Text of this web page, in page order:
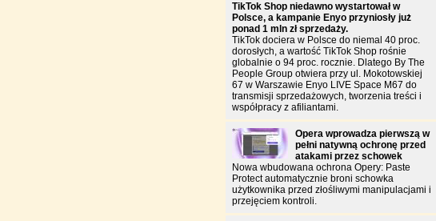
TikTok Shop niedawno wystartował w
Polsce, a kampanie Enyo przyniosły już
ponad 1 mln zł sprzedaży.
TikTok dociera w Polsce do niemal 40 proc.
dorosłych, a wartość TikTok Shop rośnie
globalnie o 94 proc. rocznie. Dlatego By The
People Group otwiera przy ul. Mokotowskiej
67 w Warszawie Enyo LIVE Space M67 do
transmisji sprzedażowych, tworzenia treści i
współpracy z afiliantami.
Opera wprowadza pierwszą w
pełni natywną ochronę przed
atakami przez schowek
Nowa wbudowana ochrona Opery: Paste
Protect automatycznie broni schowka
użytkownika przed złośliwymi manipulacjami i
przejęciem kontroli.